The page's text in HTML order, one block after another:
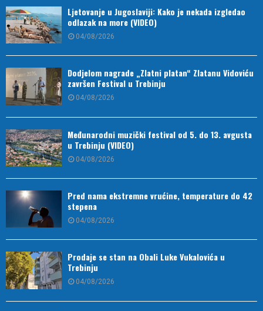
Ljetovanje u Jugoslaviji: Kako je nekada izgledao
odlazak na more (VIDEO)
04/08/2026
Dodjelom nagrade „Zlatni platan“ Zlatanu Vidoviću
završen Festival u Trebinju
04/08/2026
Međunarodni muzički festival od 5. do 13. avgusta
u Trebinju (VIDEO)
04/08/2026
Pred nama ekstremne vrućine, temperature do 42
stepena
04/08/2026
Prodaje se stan na Obali Luke Vukalovića u
Trebinju
04/08/2026